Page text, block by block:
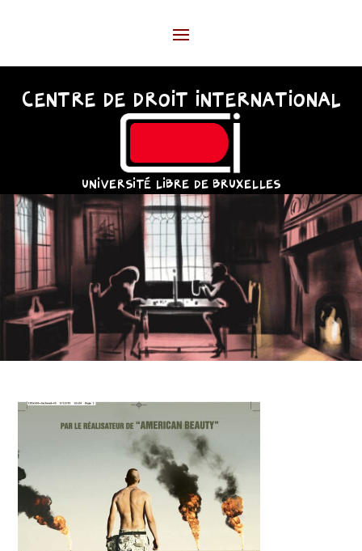
CENTRE DE DROIT INTERNATIONAL
UNIVERSITÉ LIBRE DE BRUXELLES